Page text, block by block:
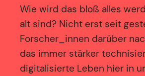
Wie wird das bloß alles
alt sind? Nicht erst seit
Forscher_innen darüber
das immer stärker
digitalisierte Leben hier in